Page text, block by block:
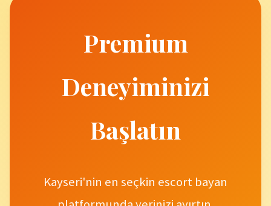
Premium
Deneyiminizi
Başlatın
Kayseri'nin en seçkin escort bayan